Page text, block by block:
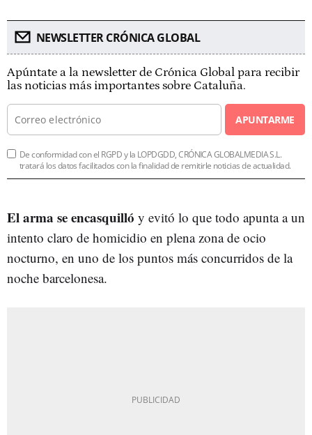
NEWSLETTER CRÓNICA GLOBAL
Apúntate a la newsletter de Crónica Global para recibir
las noticias más importantes sobre Cataluña.
APUNTARME
De conformidad con el RGPD y la LOPDGDD, CRÓNICA GLOBALMEDIA S.L.
tratará los datos facilitados con la finalidad de remitirle noticias de actualidad.
El arma se encasquilló y evitó lo que todo apunta a un
intento claro de homicidio en plena zona de ocio
nocturno, en uno de los puntos más concurridos de la
noche barcelonesa.